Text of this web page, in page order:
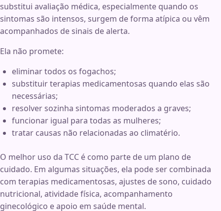
substitui avaliação médica, especialmente quando os
sintomas são intensos, surgem de forma atípica ou vêm
acompanhados de sinais de alerta.
Ela não promete:
eliminar todos os fogachos;
substituir terapias medicamentosas quando elas são
necessárias;
resolver sozinha sintomas moderados a graves;
funcionar igual para todas as mulheres;
tratar causas não relacionadas ao climatério.
O melhor uso da TCC é como parte de um plano de
cuidado. Em algumas situações, ela pode ser combinada
com terapias medicamentosas, ajustes de sono, cuidado
nutricional, atividade física, acompanhamento
ginecológico e apoio em saúde mental.